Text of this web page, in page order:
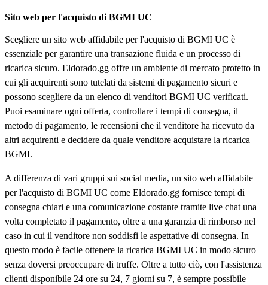
Sito web per l'acquisto di BGMI UC
Scegliere un sito web affidabile per l'acquisto di BGMI UC è
essenziale per garantire una transazione fluida e un processo di
ricarica sicuro. Eldorado.gg offre un ambiente di mercato protetto in
cui gli acquirenti sono tutelati da sistemi di pagamento sicuri e
possono scegliere da un elenco di venditori BGMI UC verificati.
Puoi esaminare ogni offerta, controllare i tempi di consegna, il
metodo di pagamento, le recensioni che il venditore ha ricevuto da
altri acquirenti e decidere da quale venditore acquistare la ricarica
BGMI.
A differenza di vari gruppi sui social media, un sito web affidabile
per l'acquisto di BGMI UC come Eldorado.gg fornisce tempi di
consegna chiari e una comunicazione costante tramite live chat una
volta completato il pagamento, oltre a una garanzia di rimborso nel
caso in cui il venditore non soddisfi le aspettative di consegna. In
questo modo è facile ottenere la ricarica BGMI UC in modo sicuro
senza doversi preoccupare di truffe. Oltre a tutto ciò, con l'assistenza
clienti disponibile 24 ore su 24, 7 giorni su 7, è sempre possibile